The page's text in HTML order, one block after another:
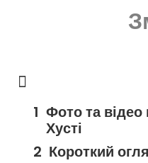
Фото та відео
Хусті
Короткий